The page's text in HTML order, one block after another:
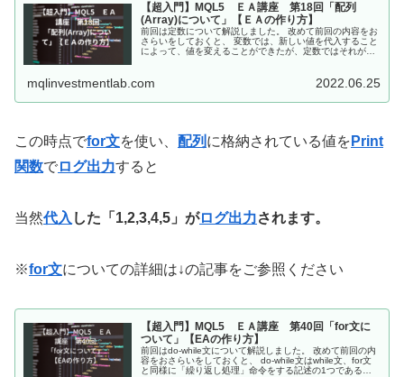
【超入門】MQL5 ＥＡ講座 第18回「配列
(Array)について」【ＥＡの作り方】
前回は定数について解説しました。 改めて前回の内容をお
さらいをしておくと、 変数では、新しい値を代入すること
によって、値を変えることができたが、定数ではそれがで
mqlinvestmentlab.com 2022.06.25
この時点でfor文を使い、 配列 に格納されている値を Print
関数でログ出力すると
当然代入 した「1,2,3,4,5」がログ出力されます。
※for文についての詳細は↓の記事をご参照ください
【超入門】MQL5 ＥＡ講座 第40回「for文に
ついて」【EAの作り方】
前回はdo-while文について解説しました。 改めて前回の内
容をおさらいをしておくと、 do-while文はwhile文、for文
と同様に「繰り返し処理」命令をする記述の1つである。